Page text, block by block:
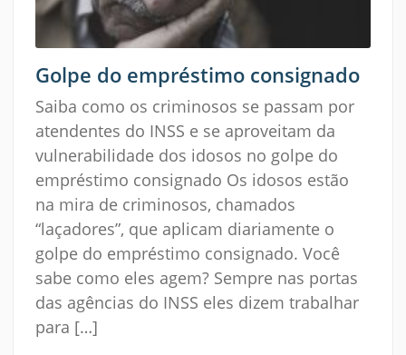
Golpe do empréstimo consignado
Saiba como os criminosos se passam por
atendentes do INSS e se aproveitam da
vulnerabilidade dos idosos no golpe do
empréstimo consignado Os idosos estão
na mira de criminosos, chamados
“laçadores”, que aplicam diariamente o
golpe do empréstimo consignado. Você
sabe como eles agem? Sempre nas portas
das agências do INSS eles dizem trabalhar
para […]